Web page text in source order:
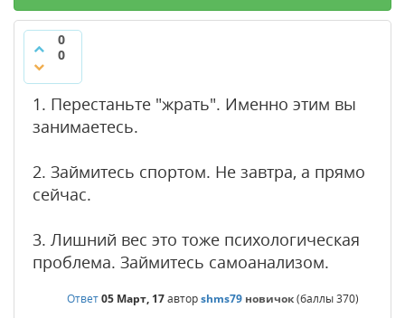
0
0
1. Перестаньте "жрать". Именно этим вы
занимаетесь.
2. Займитесь спортом. Не завтра, а прямо
сейчас.
3. Лишний вес это тоже психологическая
проблема. Займитесь самоанализом.
Ответ05 Март, 17авторshms79 новичок(баллы370)